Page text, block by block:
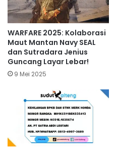
WARFARE 2025: Kolaborasi
Maut Mantan Navy SEAL
dan Sutradara Jenius
Guncang Layar Lebar!
9 Mei 2025